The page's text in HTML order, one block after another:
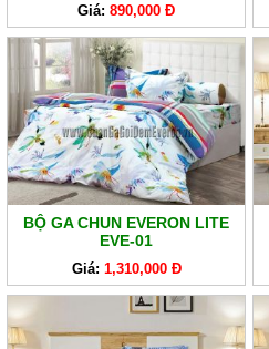
Giá: 890,000 Đ
BỘ GA CHUN EVERON LITE
EVE-01
Giá: 1,310,000 Đ